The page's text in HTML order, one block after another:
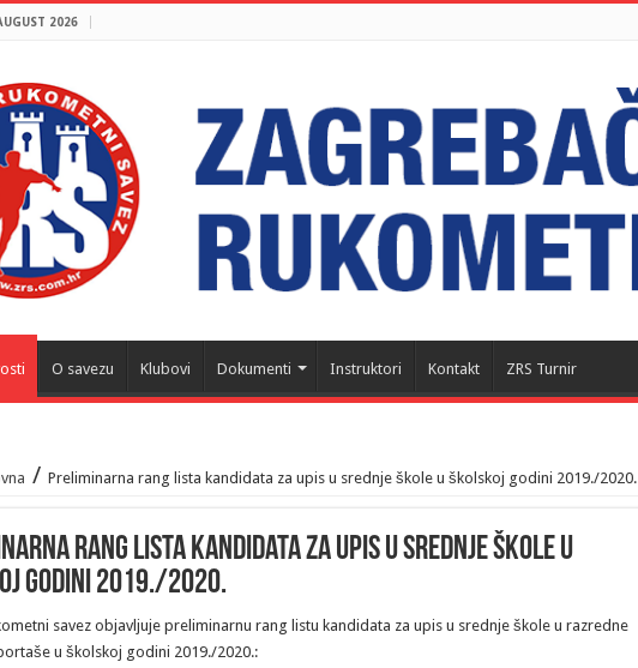
2026
O savezu Klubovi Dokumenti Instruktori Kontakt ZRS Turnir
/ Preliminarna rang lista kandidata za upis u srednje škole u školskoj godini 2019./2020.
rang lista kandidata za upis u srednje škole u
godini 2019./2020.
savez objavljuje preliminarnu rang listu kandidata za upis u srednje škole u razredne
u školskoj godini 2019./2020.: